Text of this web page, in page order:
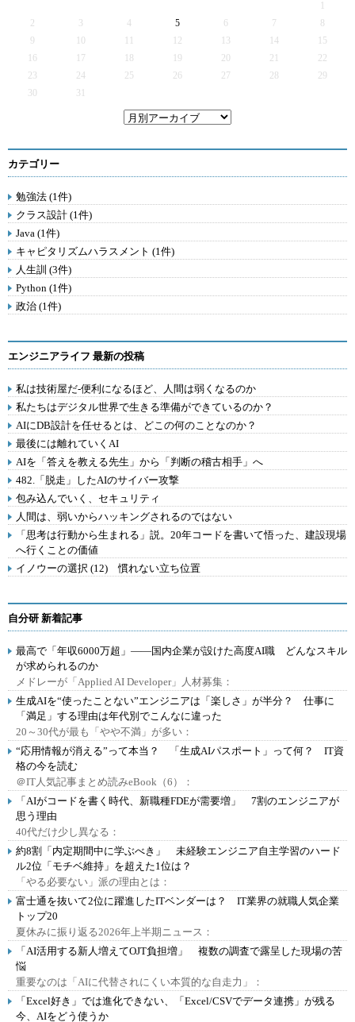
2
3 4 5 6 7
9
12 13 14
15
16
17 19 20 21
22
23
24 25 26 27 28
29
30
31
カテゴリー
勉強法 (1件)
クラス設計 (1件)
Java (1件)
キャピタリズムハラスメント (1件)
人生訓 (3件)
Python (1件)
政治 (1件)
エンジニアライフ 最新の投稿
私は技術屋だ-便利になるほど、人間は弱くなるのか
私たちはデジタル世界で生きる準備ができているのか？
AIにDB設計を任せるとは、どこの何のことなのか？
最後には離れていくAI
AIを「答えを教える先生」から「判断の稽古相手」へ
482.「脱走」したAIのサイバー攻撃
包み込んでいく、セキュリティ
人間は、弱いからハッキングされるのではない
「思考は行動から生まれる」説。20年コードを書いて悟った、建設現場
へ行くことの価値
イノウーの選択 (12) 慣れない立ち位置
自分研 新着記事
最高で「年収6000万超」――国内企業が設けた高度AI職 どんなスキル
が求められるのか
メドレーが「Applied AI Developer」人材募集：
生成AIを“使ったことない”エンジニアは「楽しさ」が半分？ 仕事に
「満足」する理由は年代別でこんなに違った
20～30代が最も「やや不満」が多い：
“応用情報が消える”って本当？ 「生成AIパスポート」って何？ IT資
格の今を読む
＠IT人気記事まとめ読みeBook（6）：
「AIがコードを書く時代、新職種FDEが需要増」 7割のエンジニアが
思う理由
40代だけ少し異なる：
約8割「内定期間中に学ぶべき」 未経験エンジニア自主学習のハード
ル2位「モチベ維持」を超えた1位は？
「やる必要ない」派の理由とは：
富士通を抜いて2位に躍進したITベンダーは？ IT業界の就職人気企業
トップ20
夏休みに振り返る2026年上半期ニュース：
「AI活用する新人増えてOJT負担増」 複数の調査で露呈した現場の苦
悩
重要なのは「AIに代替されにくい本質的な自走力」：
「Excel好き」では進化できない、「Excel/CSVでデータ連携」が残る
今、AIをどう使うか